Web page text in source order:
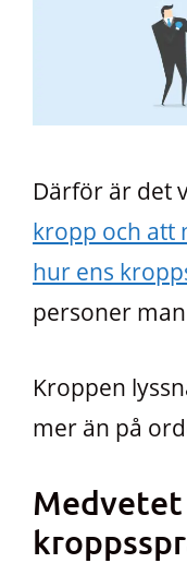
Därför är det
kropp och att
hur ens
personer
Kroppen
mer än på